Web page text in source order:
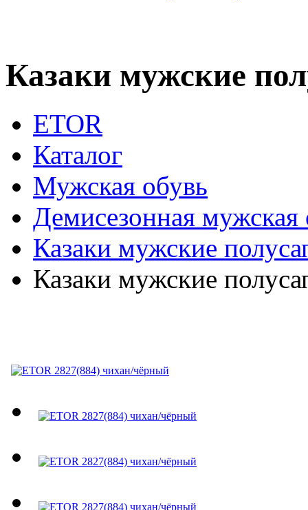
Казаки мужские
ETOR
Каталог
Мужская обувь
Демисезонная мужская
Казаки мужские
Казаки мужские